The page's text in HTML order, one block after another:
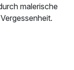
malerische